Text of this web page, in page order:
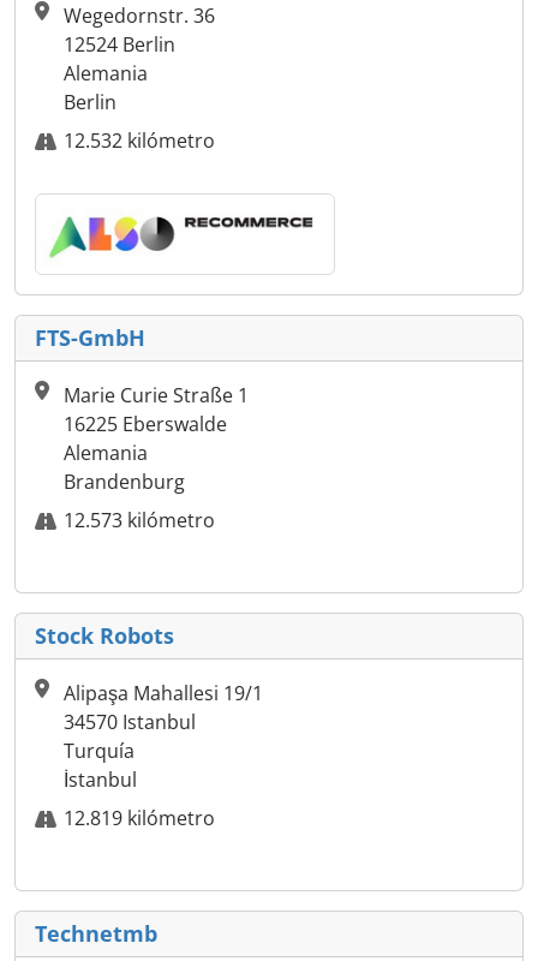
Wegedornstr. 36
12524 Berlin
Alemania
Berlin
12.532 kilómetro
FTS-GmbH
Marie Curie Straße 1
16225 Eberswalde
Alemania
Brandenburg
12.573 kilómetro
Stock Robots
Alipaşa Mahallesi 19/1
34570 Istanbul
Turquía
İstanbul
12.819 kilómetro
Technetmb